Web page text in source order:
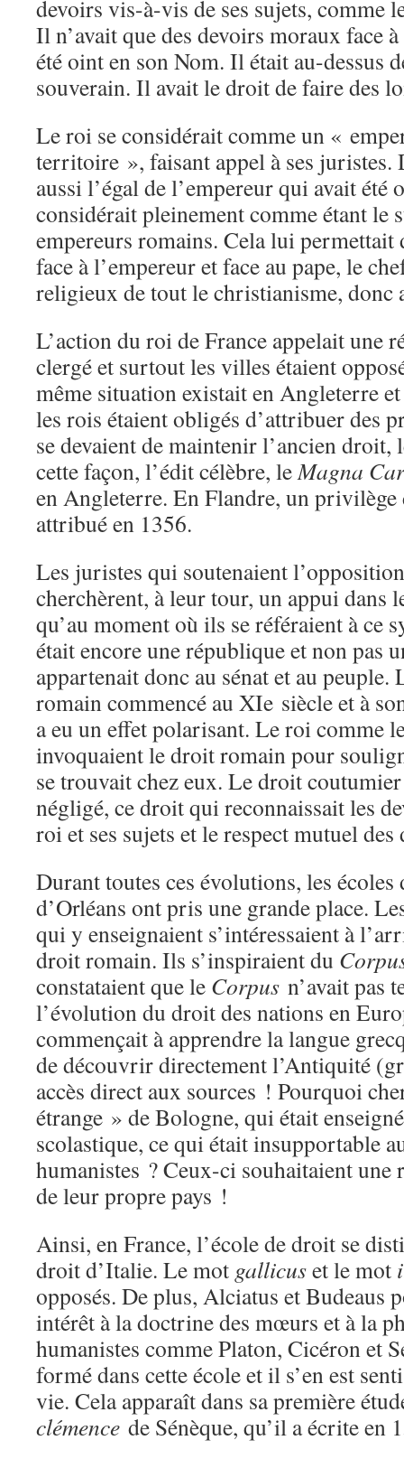
devoirs vis-à-vis de ses sujets, comme
Il n’avait que des devoirs moraux face
été oint en son Nom. Il était au-dessus
souverain. Il avait le droit de faire des
Le roi se considérait comme un «
territoire », faisant appel à ses juristes.
aussi l’égal de l’empereur qui avait été
considérait pleinement comme étant le
empereurs romains. Cela lui permettait
face à l’empereur et face au pape, le
religieux de tout le christianisme, donc
L’action du roi de France appelait une
clergé et surtout les villes étaient
même situation existait en Angleterre
les rois étaient obligés d’attribuer des
se devaient de maintenir l’ancien
cette façon, l’édit célèbre, leMagna
en Angleterre. En Flandre, un privilège
attribué en 1356.
Les juristes qui soutenaient
cherchèrent, à leur tour, un appui
qu’au moment où ils se référaient à ce
était encore une république et non pas
appartenait donc au sénat et au
romain commencé au XIe siècle et à
a eu un effet polarisant. Le roi comme
invoquaient le droit romain pour
se trouvait chez eux. Le droit
négligé, ce droit qui reconnaissait les
roi et ses sujets et le respect mutuel
Durant toutes ces évolutions, les
d’Orléans ont pris une grande place.
qui y enseignaient s’intéressaient à
droit romain. Ils s’inspiraient du
constataient que le Corpus n’avait pas
l’évolution du droit des nations en
commençait à apprendre la langue
de découvrir directement l’Antiquité
accès direct aux sources ! Pourquoi
étrange » de Bologne, qui était
scolastique, ce qui était insupportable
humanistes ? Ceux-ci souhaitaient
de leur propre pays !
Ainsi, en France, l’école de droit se
droit d’Italie. Le mot gallicuset le mot
opposés. De plus, Alciatus et Budeaus
intérêt à la doctrine des mœurs et à la
humanistes comme Platon, Cicéron et
formé dans cette école et il s’en est
vie. Cela apparaît dans sa première
clémence de Sénèque, qu’il a écrite en